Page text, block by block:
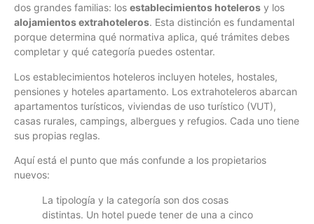
dos grandes familias: los establecimientos hoteleros y los
alojamientos extrahoteleros. Esta distinción es fundamental
porque determina qué normativa aplica, qué trámites debes
completar y qué categoría puedes ostentar.
Los establecimientos hoteleros incluyen hoteles, hostales,
pensiones y hoteles apartamento. Los extrahoteleros abarcan
apartamentos turísticos, viviendas de uso turístico (VUT),
casas rurales, campings, albergues y refugios. Cada uno tiene
sus propias reglas.
Aquí está el punto que más confunde a los propietarios
nuevos:
La tipología y la categoría son dos cosas
distintas. Un hotel puede tener de una a cinco